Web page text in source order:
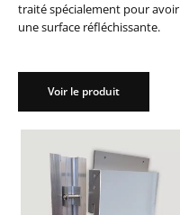
traité spécialement pour avoir
une surface réfléchissante.
Voir le produit